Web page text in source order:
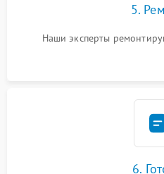
5.
Наши эксперты
6.